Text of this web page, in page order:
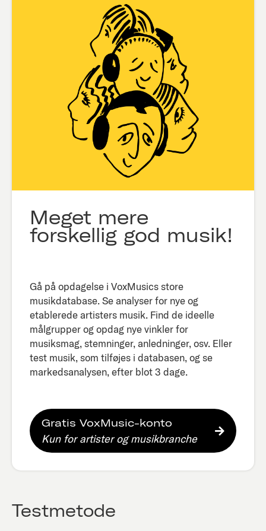
Meget mere
forskellig god musik!
Gå på opdagelse i VoxMusics store
musikdatabase. Se analyser for nye og
etablerede artisters musik. Find de ideelle
målgrupper og opdag nye vinkler for
musiksmag, stemninger, anledninger, osv. Eller
test musik, som tilføjes i databasen, og se
markedsanalysen, efter blot 3 dage.​
Gratis VoxMusic-konto
Kun for artister og musikbranche
Testmetode